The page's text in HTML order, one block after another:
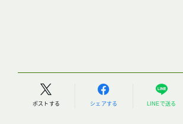
ポストする シェアする LINEで送る